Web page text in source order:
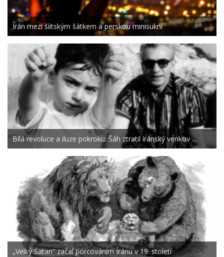
Írán mezi šíitským šátkem a perskou minisukní
Bílá revoluce a iluze pokroku: Šáh ztratil íránský venkov ...
„Velký Satan“ začal porcováním Íránu v 19. století